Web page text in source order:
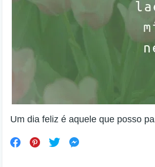
Um dia feliz é aquele que posso